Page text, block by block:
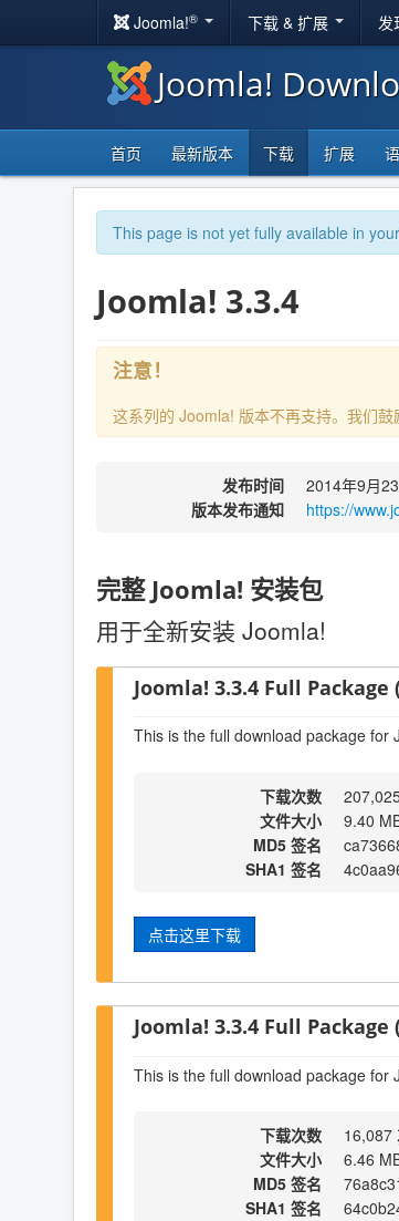
Joomla!® 下载 & 扩展 发
Joomla!
首页 最新版本 下载 扩展
This page is not yet fully available in
Joomla! 3.3.4
注意！
这系列的 Joomla! 版本不再支持。我们鼓
发布时间
2014年9月
版本发布通知
https://
完整 Joomla! 安装包
用于全新安装 Joomla!
Joomla! 3.3.4 Full Package
This is the full download package for
下载次数
文件大小
9.40
MD5 签名
SHA1 签名
点击这里下载
Joomla! 3.3.4 Full Package
This is the full download package for
下载次数
16,087
文件大小
6.46
MD5 签名
SHA1 签名